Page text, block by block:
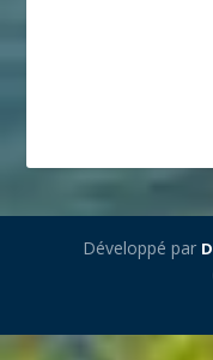
Développé par